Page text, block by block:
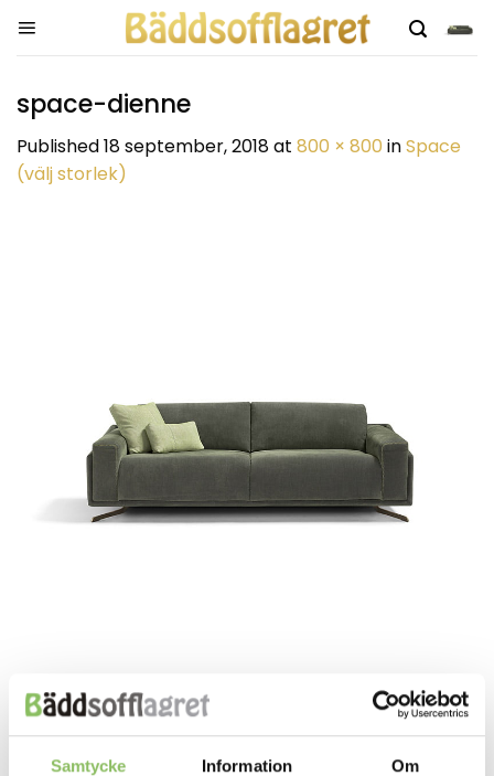
Samtycke Information Om
space-dienne
Published18 september, 2018at 800 × 800 inSpace
(välj storlek)
Both comments and trackbacks are currently closed.
Next→